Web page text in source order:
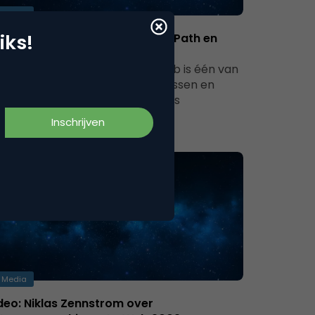
Media
’11: Social, Mobile & Local. Path en
leggen uit
begon LeWeb 2011. LeWeb is één van
grootste internetcongressen en
jaarlijks in December in Parijs
Het…
Media
Niklas Zennstrom over